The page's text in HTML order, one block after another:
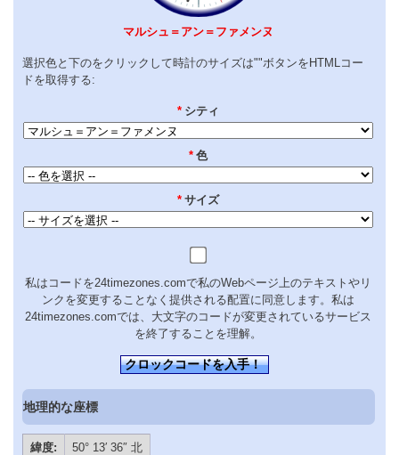
マルシュ＝アン＝ファメンヌ
選択色と下のをクリックして時計のサイズは""ボタンをHTMLコー
ドを取得する:
* シティ
* 色
* サイズ
私はコードを24timezones.comで私のWebページ上のテキストやリ
ンクを変更することなく提供される配置に同意します。私は
24timezones.comでは、大文字のコードが変更されているサービス
を終了することを理解。
クロックコードを入手！
地理的な座標
緯度:
50° 13′ 36″ 北